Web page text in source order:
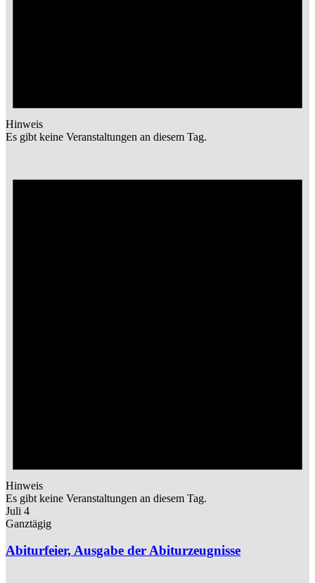
Hinweis
Es gibt keine Veranstaltungen an diesem Tag.
Hinweis
Es gibt keine Veranstaltungen an diesem Tag.
Juli 4
Ganztägig
Abiturfeier, Ausgabe der Abiturzeugnisse